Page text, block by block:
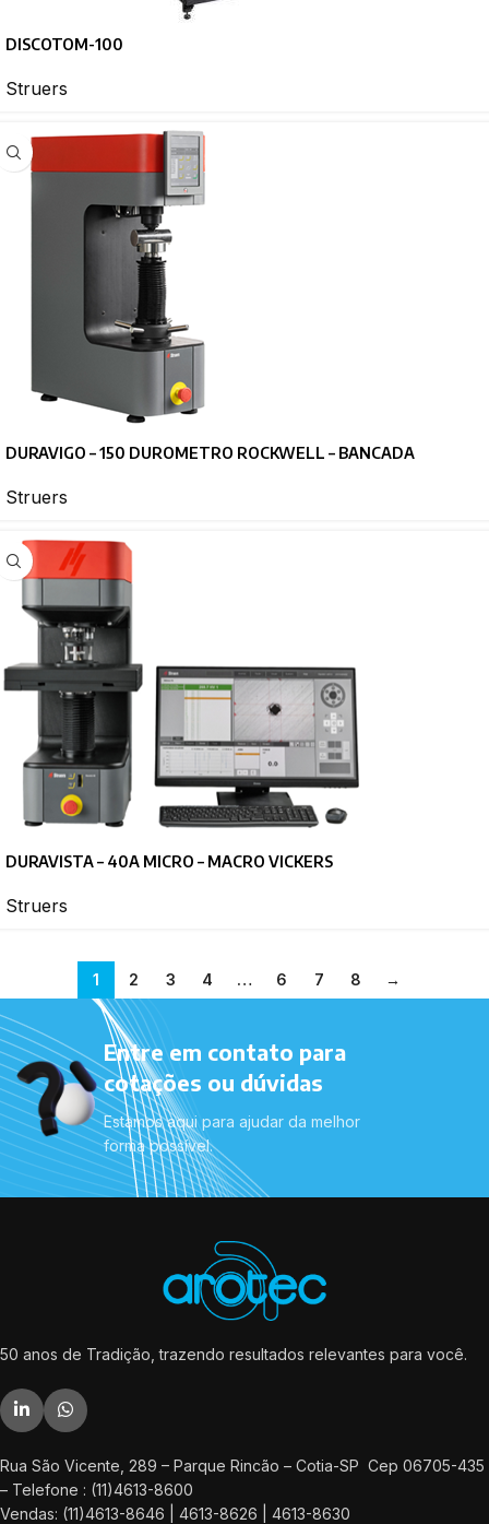
DISCOTOM-100
Struers
DURAVIGO – 150 DUROMETRO ROCKWELL – BANCADA
Struers
DURAVISTA – 40A MICRO – MACRO VICKERS
Struers
1 2 3 4 … 6 7 8 →
Entre em contato para
cotações ou dúvidas
Estamos aqui para ajudar da melhor
forma possível.
50 anos de Tradição, trazendo resultados relevantes para você.
Rua São Vicente, 289 – Parque Rincão – Cotia-SP Cep 06705-435
– Telefone : (11)4613-8600
Vendas: (11)4613-8646 | 4613-8626 | 4613-8630